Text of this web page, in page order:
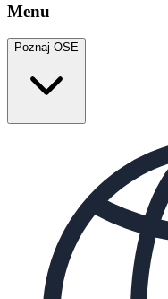
Menu
Poznaj OSE